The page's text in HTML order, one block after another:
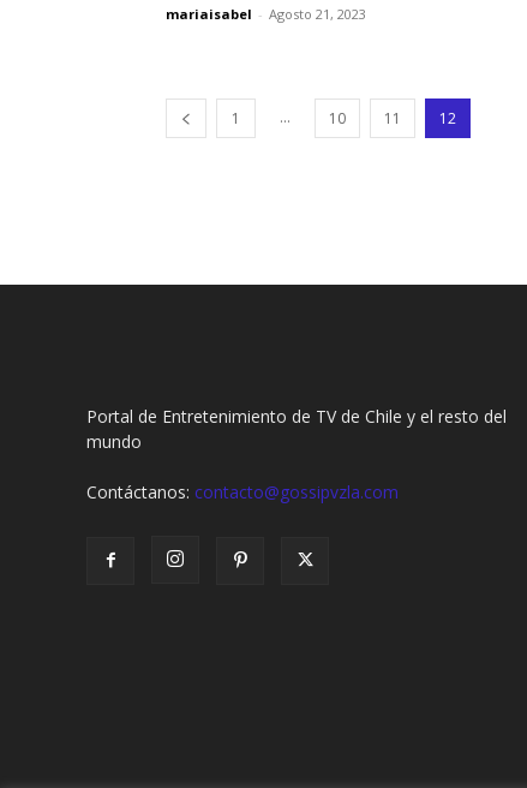
mariaisabel - Agosto 21, 2023
1 ... 10 11 12
Portal de Entretenimiento de TV de Chile y el resto del
mundo
Contáctanos: contacto@gossipvzla.com